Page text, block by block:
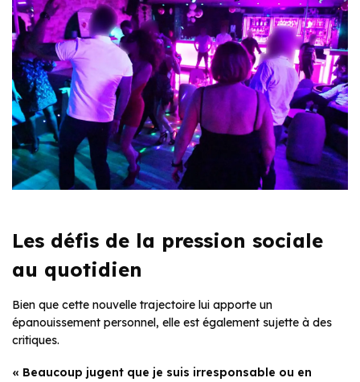
Les défis de la pression sociale
au quotidien
Bien que cette nouvelle trajectoire lui apporte un
épanouissement personnel, elle est également sujette à des
critiques.
« Beaucoup jugent que je suis irresponsable ou en